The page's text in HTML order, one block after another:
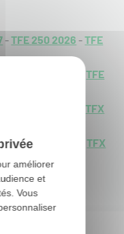
-TFE 250 2026 -TFE
-TFE
TFX
-TFX 450 2026 -TFX
améliorer
et
Vous